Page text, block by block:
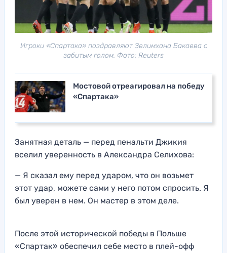
Игроки «Спартака» поздравляют Зелимхана Бакаева с
забитым голом. Фото: Reuters
Мостовой отреагировал на победу
«Спартака»
Занятная деталь — перед пенальти Джикия
вселил уверенность в Александра Селихова:
— Я сказал ему перед ударом, что он возьмет
этот удар, можете сами у него потом спросить. Я
был уверен в нем. Он мастер в этом деле.
После этой исторической победы в Польше
«Спартак» обеспечил себе место в плей-офф